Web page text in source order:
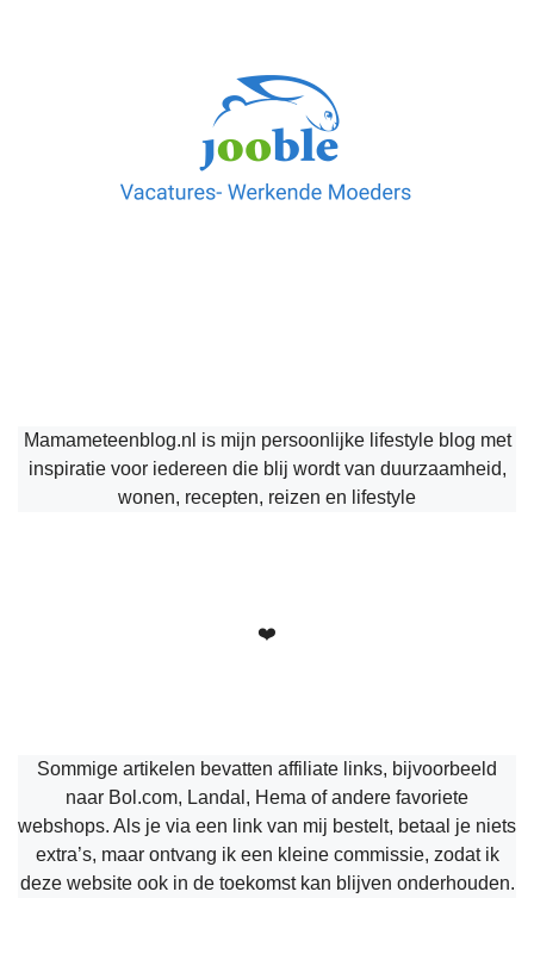
Mamameteenblog.nl is mijn persoonlijke lifestyle blog met
inspiratie voor iedereen die blij wordt van duurzaamheid,
wonen, recepten, reizen en lifestyle
❤️
Sommige artikelen bevatten affiliate links, bijvoorbeeld
naar Bol.com, Landal, Hema of andere favoriete
webshops. Als je via een link van mij bestelt, betaal je niets
extra’s, maar ontvang ik een kleine commissie, zodat ik
deze website ook in de toekomst kan blijven onderhouden.